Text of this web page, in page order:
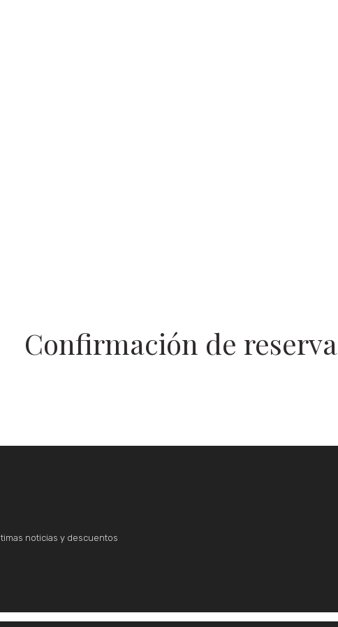
Confirmación de reserva
noticias y descuentos